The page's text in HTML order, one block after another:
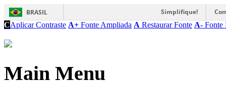
BRASIL Simplifique!
CAplicar Contraste A+ Fonte Ampliada A Restaurar Fonte A- Fonte
Main Menu